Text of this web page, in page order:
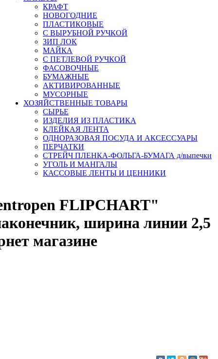
КРАФТ
НОВОГОДНИЕ
ПЛАСТИКОВЫЕ
С ВЫРУБНОЙ РУЧКОЙ
ЗИП ЛОК
МАЙКА
С ПЕТЛЕВОЙ РУЧКОЙ
ФАСОВОЧНЫЕ
БУМАЖНЫЕ
АКТИВИРОВАННЫЕ
МУСОРНЫЕ
ХОЗЯЙСТВЕННЫЕ ТОВАРЫ
СЫРЬЕ
ИЗДЕЛИЯ ИЗ ПЛАСТИКА
КЛЕЙКАЯ ЛЕНТА
ОДНОРАЗОВАЯ ПОСУДА И АКСЕССУАРЫ
ПЕРЧАТКИ
СТРЕЙЧ ПЛЕНКА-ФОЛЬГА-БУМАГА д/выпечки
УГОЛЬ И МАНГАЛЫ
КАССОВЫЕ ЛЕНТЫ И ЦЕННИКИ
FLIPCHART"
ширина линии 2,5
магазине